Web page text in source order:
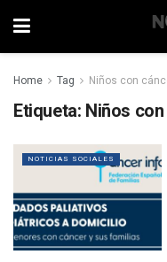
Home Tag Niños con
Etiqueta: Niños
NOTICIAS SOCIALES